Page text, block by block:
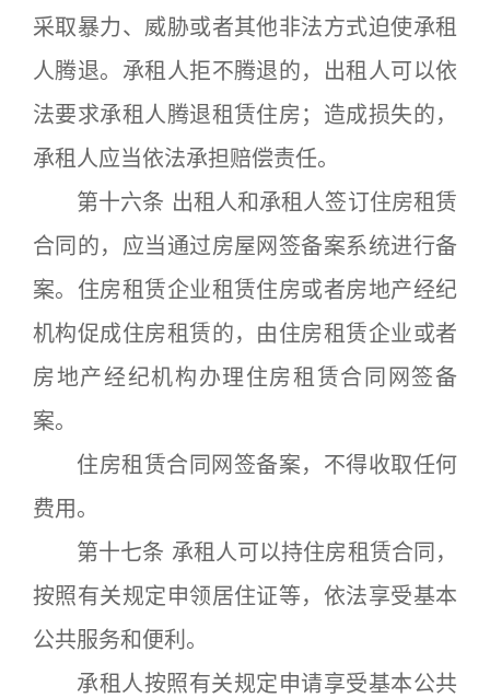
采取暴力、威胁或者其他非法方式迫使承租
人腾退。承租人拒不腾退的，出租人可以依
法要求承租人腾退租赁住房；造成损失的，
承租人应当依法承担赔偿责任。
第十六条 出租人和承租人签订住房租赁
合同的，应当通过房屋网签备案系统进行备
案。住房租赁企业租赁住房或者房地产经纪
机构促成住房租赁的，由住房租赁企业或者
房地产经纪机构办理住房租赁合同网签备
案。
住房租赁合同网签备案，不得收取任何
费用。
第十七条 承租人可以持住房租赁合同，
按照有关规定申领居住证等，依法享受基本
公共服务和便利。
承租人按照有关规定申请享受基本公共